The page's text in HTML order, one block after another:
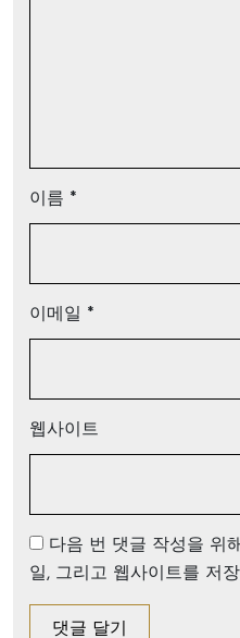
이름 *
이메일 *
웹사이트
다음 번 댓글 작성을 위
일, 그리고 웹사이트를 저